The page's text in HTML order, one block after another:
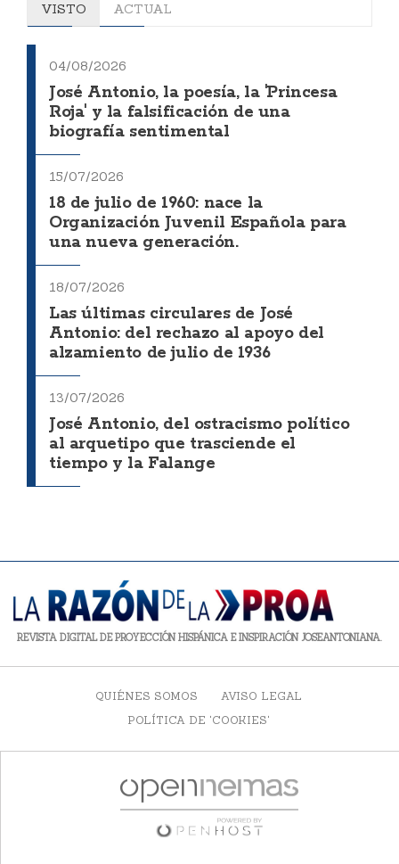
VISTO ACTUAL
04/08/2026
José Antonio, la poesía, la 'Princesa
Roja' y la falsificación de una
biografía sentimental
15/07/2026
18 de julio de 1960: nace la
Organización Juvenil Española para
una nueva generación.
18/07/2026
Las últimas circulares de José
Antonio: del rechazo al apoyo del
alzamiento de julio de 1936
13/07/2026
José Antonio, del ostracismo político
al arquetipo que trasciende el
tiempo y la Falange
REVISTA DIGITAL DE PROYECCIÓN HISPÁNICA E INSPIRACIÓN JOSEANTONIANA.
QUIÉNES SOMOS
AVISO LEGAL
POLÍTICA DE 'COOKIES'